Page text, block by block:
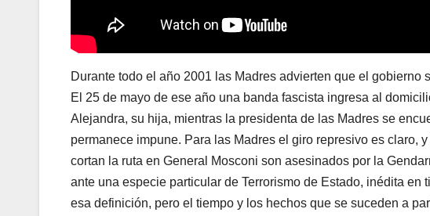
Durante todo el año 2001 las Madres advierten que el
El 25 de mayo de ese año una banda fascista ingresa al
Alejandra, su hija, mientras la presidenta de las Madres se
permanece impune. Para las Madres el giro represivo es claro,
cortan la ruta en General Mosconi son asesinados por la
ante una especie particular de Terrorismo de Estado, inédita
esa definición, pero el tiempo y los hechos que se suceden a